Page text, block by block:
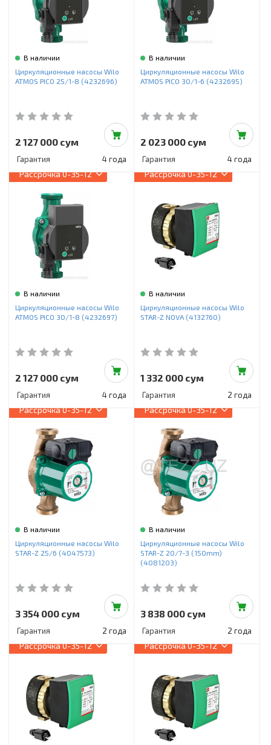
В наличии
Циркуляционные насосы Wilo
ATMOS PICO 25/1-8 (4232696)
2 127 000 сум
Гарантия 4 года
В наличии
Циркуляционные насосы Wilo
ATMOS PICO 30/1-6 (4232695)
2 023 000 сум
Гарантия 4 года
Рассрочка0-35-12
В наличии
Циркуляционные насосы Wilo
ATMOS PICO 30/1-8 (4232697)
2 127 000 сум
Гарантия 4 года
Рассрочка0-35-12
В наличии
Циркуляционные насосы Wilo
STAR-Z NOVA (4132760)
1 332 000 сум
Гарантия 2 года
Рассрочка0-35-12
В наличии
Циркуляционные насосы Wilo
STAR-Z 25/6 (4047573)
3 354 000 сум
Гарантия 2 года
Рассрочка0-35-12
В наличии
Циркуляционные насосы Wilo
STAR-Z 20/7-3 (150mm)
(4081203)
3 838 000 сум
Гарантия 2 года
Рассрочка0-35-12 Рассрочка0-35-12